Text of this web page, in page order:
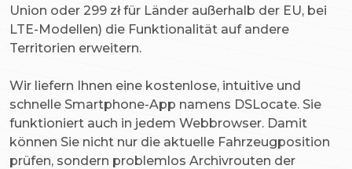
Union oder 299 zł für Länder außerhalb der EU, bei
LTE-Modellen) die Funktionalität auf andere
Territorien erweitern.
Wir liefern Ihnen eine kostenlose, intuitive und
schnelle Smartphone-App namens DSLocate. Sie
funktioniert auch in jedem Webbrowser. Damit
können Sie nicht nur die aktuelle Fahrzeugposition
prüfen, sondern problemlos Archivrouten der